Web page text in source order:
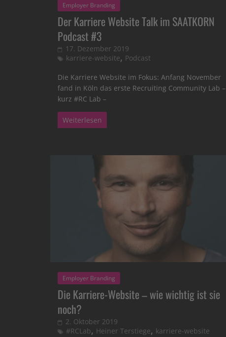
Employer Branding
Der Karriere Website Talk im SAATKORN
Podcast #3
17. Dezember 2019
karriere-website, Podcast
Die Karriere Website im Fokus: Anfang November
fand in Köln das erste Recruiting Community Lab –
kurz #RC Lab –
Weiterlesen
Employer Branding
Die Karriere-Website – wie wichtig ist sie
noch?
2. Oktober 2019
#RCLab, Heiner Terstiege, karriere-website